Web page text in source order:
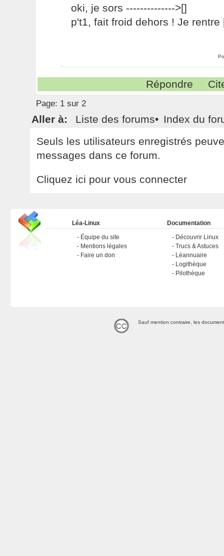
oki, je sors -------------->[]
p't1, fait froid dehors ! Je rentre
Répondre
Page: 1 sur 2
Aller à: Liste des forums• Index du
Seuls les utilisateurs enregistrés
messages dans ce forum.
Cliquez ici pour vous connecter
Léa-Linux
Équipe du site
Mentions légales
Faire un don
Documentation
Découvrir Linux
Trucs & Astuces
Léannuaire
Logithèque
Pilothèque
Sauf mention contraire, les